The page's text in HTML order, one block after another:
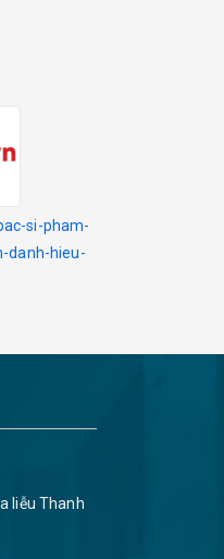
si-pham-
danh-hieu-
liễu Thanh